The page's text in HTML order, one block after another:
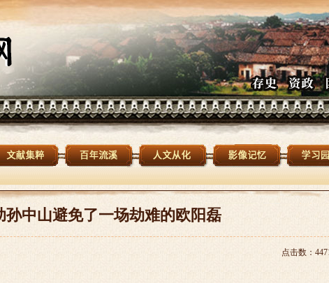
孙中山避免了一场劫难的欧阳磊
点击数：